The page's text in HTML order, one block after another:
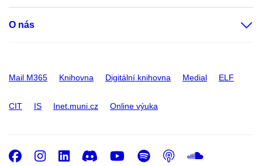
O nás
Mail M365 Knihovna Digitální knihovna Medial ELF
CIT IS Inet.muni.cz Online výuka
Facebook
Instagram
LinkedIn
DiscordYoutube
Spotify
Podcast